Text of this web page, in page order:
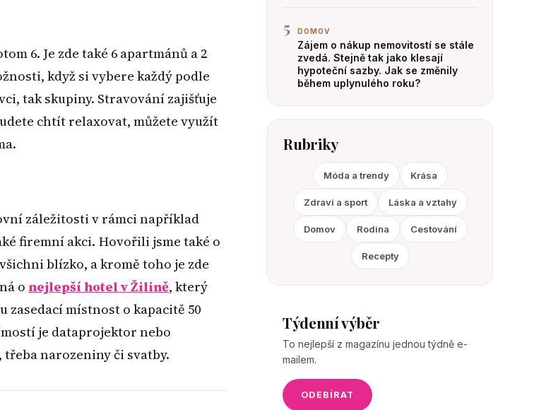
6. Je zde také 6 apartmánů a 2
když si vybere každý podle
tak skupiny. Stravování zajišťuje
chtít relaxovat, můžete využít
záležitosti v rámci například
firemní akci. Hovořili jsme také o
blízko, a kromě toho je zde
o nejlepší hotel v Žilině, který
místnost o kapacitě 50
je dataprojektor nebo
narozeniny či svatby.
5 DOMOV
Zájem o nákup nemovitostí se stále
zvedá. Stejně tak jako klesají
hypoteční sazby. Jak se změnily
během uplynulého roku?
Rubriky
Móda a trendy Krása
Zdravi a sport Láska a vztahy
Domov Rodina Cestování
Recepty
Týdenní výběr
To nejlepší z magazínu jednou týdně e-
mailem.
ODEBÍRAT